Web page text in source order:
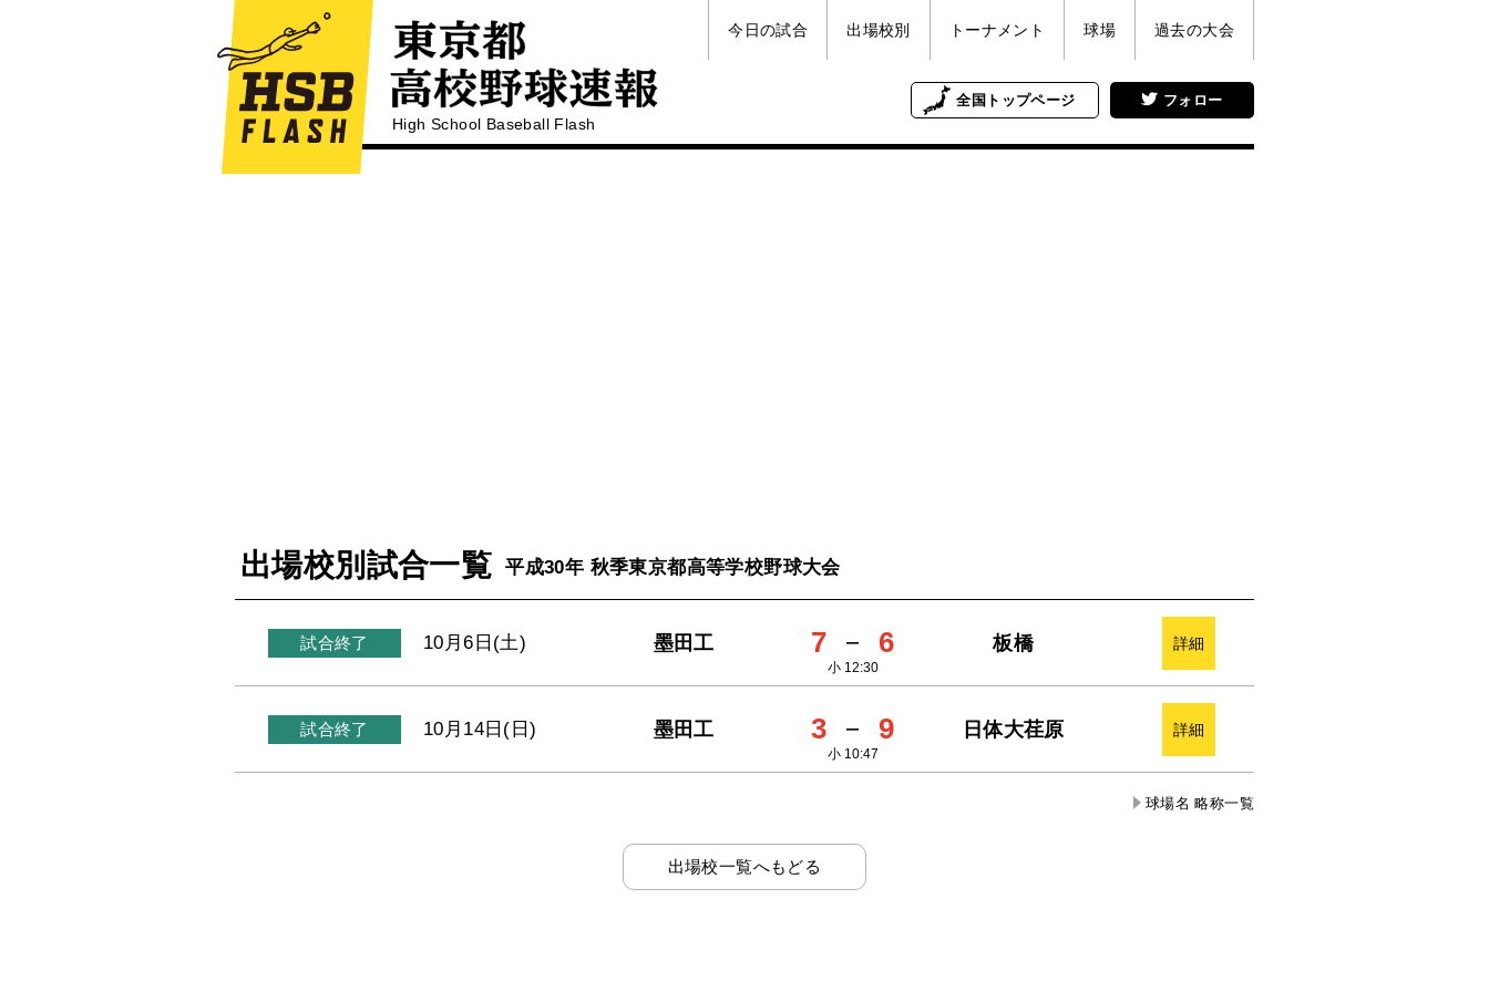
High School Baseball Flash
今日の試合 出場校別 トーナメント 球場 過去の大会
フォロー
全国 トップページ
出場校別試合一覧 平成30年 秋季東京都高等学校野球大会
試合終了 10月6日(土) 墨田工 7 － 6
小 12:30
板橋 詳細
試合終了 10月14日(日) 墨田工 3 － 9
小 10:47
日体大荏原 詳細
球場名 略称一覧
出場校一覧へもどる